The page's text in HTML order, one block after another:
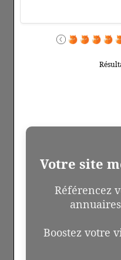
Votre site
Référencez
Boostez votre